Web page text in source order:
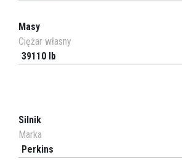
Masy
Ciężar własny
39110 lb
Silnik
Marka
Perkins